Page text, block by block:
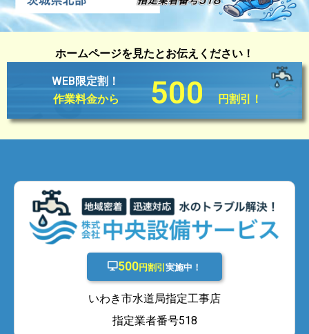
ホームページを見たとお伝えください！
WEB限定割！
作業料金から
500 円割引！
500円割引 実施中！
いわき市水道局指定工事店
指定業者番号518​